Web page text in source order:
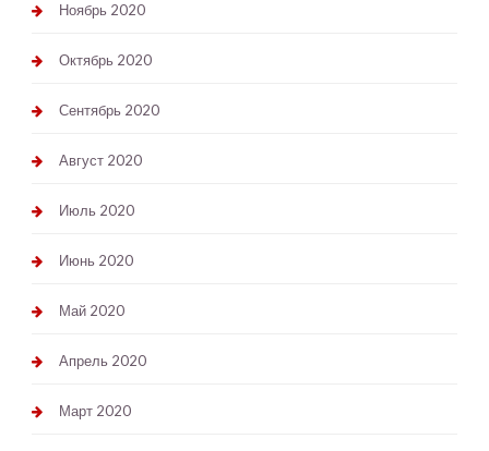
Ноябрь 2020
Октябрь 2020
Сентябрь 2020
Август 2020
Июль 2020
Июнь 2020
Май 2020
Апрель 2020
Март 2020